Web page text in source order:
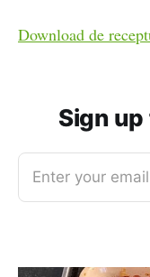
Download de
Sign
Enter your email